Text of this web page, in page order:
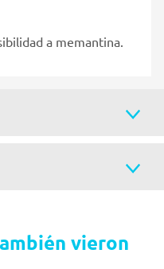
a memantina.
vieron